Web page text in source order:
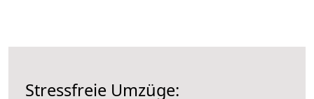
Stressfreie Umzüge: